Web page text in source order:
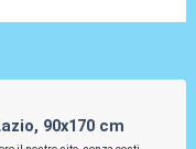
90x170 cm